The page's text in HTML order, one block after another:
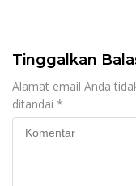
Tinggalkan
Alamat email Anda
ditandai *